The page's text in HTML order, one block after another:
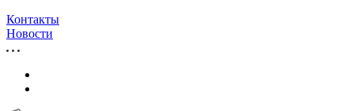
Контакты
Новости